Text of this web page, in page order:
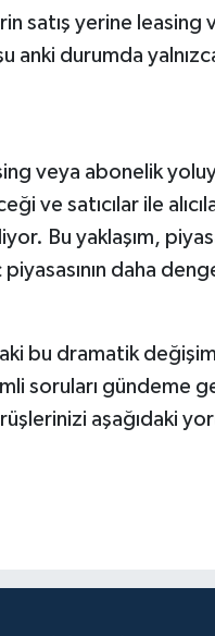
satış yerine leasing
durumda
veya abonelik
ve satıcılar ile
Bu yaklaşım,
daha
bu dramatik
soruları gündeme
aşağıdaki